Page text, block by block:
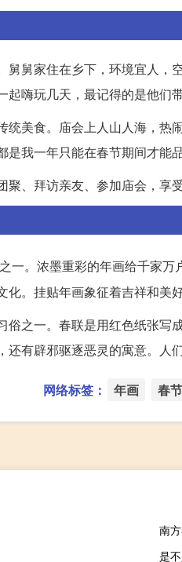
舅家住在乡下，环境宜人
嗨玩几天，最记得的是他们
美食。庙会上人山人海，热
我一年只能在春节期间才能
、拜访亲友、参加庙会，享
一。浓墨重彩的年画给千家
。挂贴年画象征着吉祥和美
之一。春联是用红色纸张
有辟邪驱逐恶灵的寓意。人
网络标签： 年画 春节
南
是